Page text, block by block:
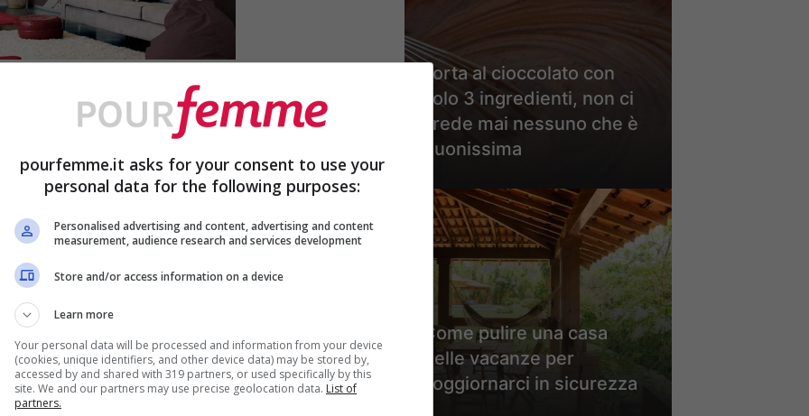
? Secondo le ultime tendenze dell’interior
trend per arredare casa. Le fantasie e gli
con effetti optical, ogni fantasia
E tu sapresti decidere il modello di carta
casa? Rispondendo alle domande di
e quale stile risponde meglio alle tue
scoprire il risultato finale.
Torta al cioccolato con
solo 3 ingredienti, non ci
crede mai nessuno che è
buonissima
Come pulire una casa
delle vacanze per
soggiornarci in sicurezza
pourfemme.it asks for your consent to use your
personal data for the following purposes:
Personalised advertising and content, advertising and content
measurement, audience research and services development
Store and/or access information on a device
Learn more
Your personal data will be processed and information from your device
(cookies, unique identifiers, and other device data) may be stored by,
accessed by and shared with 319 partners, or used specifically by this
site. We and our partners may use precise geolocation data. List of
partners.